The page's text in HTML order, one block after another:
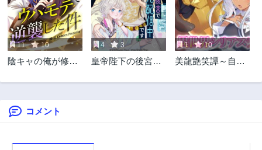
11 10
陰キャの俺が修仙
襲した件
4 3
皇帝陛下の後宮で
です
1 10
美龍艶笑譚～自己
ラゴン級美少女魔
コメント